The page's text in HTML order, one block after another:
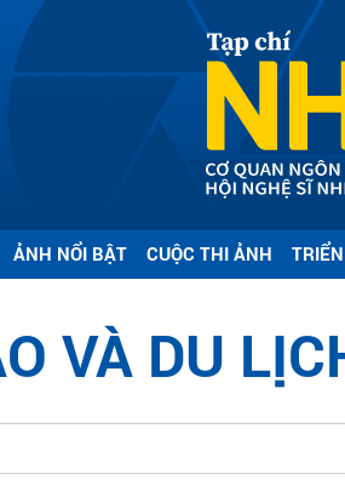
ẢNH NỔI BẬT CUỘC THI ẢNH
VÀ DU